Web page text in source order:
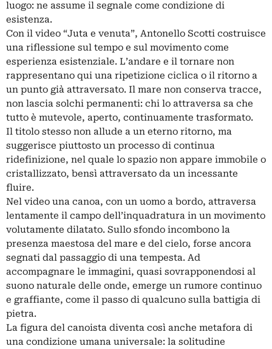
luogo: ne assume il segnale come condizione di
esistenza.
Con il video “Juta e venuta”, Antonello Scotti costruisce
una riflessione sul tempo e sul movimento come
esperienza esistenziale. L’andare e il tornare non
rappresentano qui una ripetizione ciclica o il ritorno a
un punto già attraversato. Il mare non conserva tracce,
non lascia solchi permanenti: chi lo attraversa sa che
tutto è mutevole, aperto, continuamente trasformato.
Il titolo stesso non allude a un eterno ritorno, ma
suggerisce piuttosto un processo di continua
ridefinizione, nel quale lo spazio non appare immobile o
cristallizzato, bensì attraversato da un incessante
fluire.
Nel video una canoa, con un uomo a bordo, attraversa
lentamente il campo dell’inquadratura in un movimento
volutamente dilatato. Sullo sfondo incombono la
presenza maestosa del mare e del cielo, forse ancora
segnati dal passaggio di una tempesta. Ad
accompagnare le immagini, quasi sovrapponendosi al
suono naturale delle onde, emerge un rumore continuo
e graffiante, come il passo di qualcuno sulla battigia di
pietra.
La figura del canoista diventa così anche metafora di
una condizione umana universale: la solitudine